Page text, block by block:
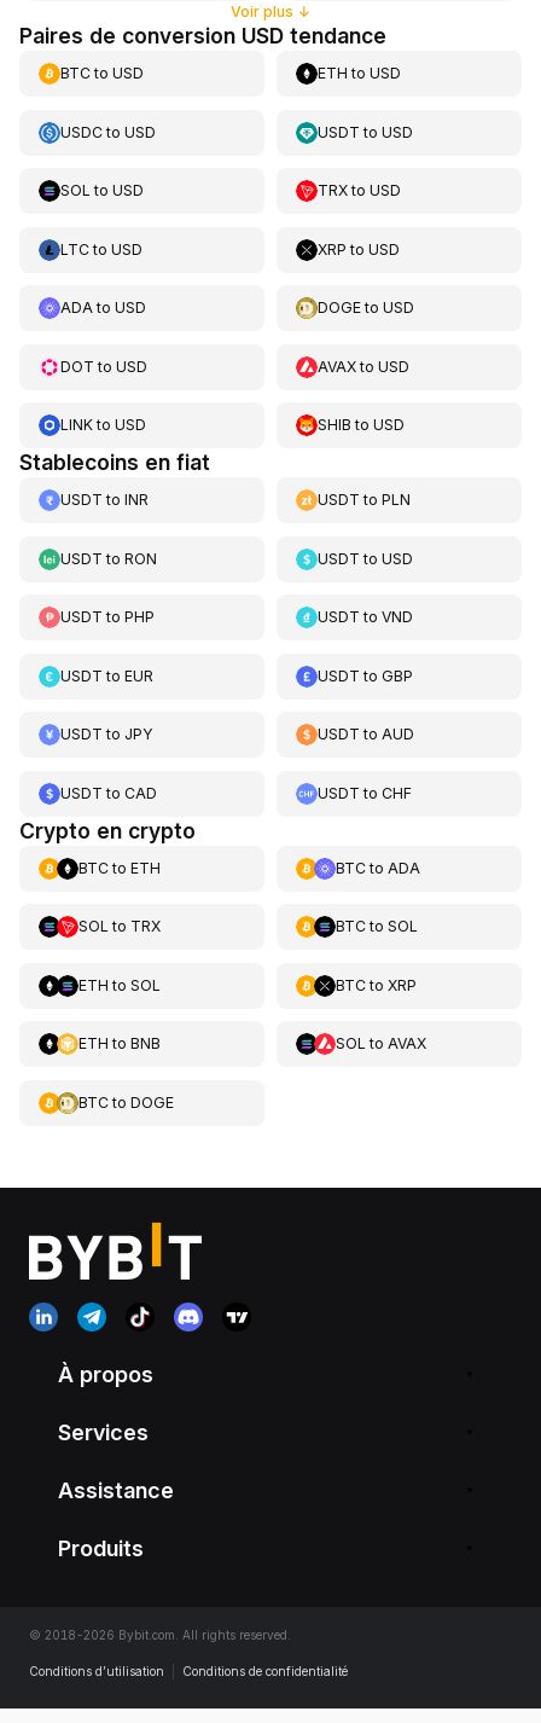
Voir plus ↓
Paires de conversion USD tendance
BTCto USD ETH toUSD
USDCto USD USDT toUSD
SOL to USD TRXtoUSD
LTCto USD XRP toUSD
ADAto USD DOGEtoUSD
DOT to USD AVAXtoUSD
LINKto USD SHIB toUSD
Stablecoins en fiat
USDT to INR USDT toPLN
USDT to RON USDT toUSD
USDT to PHP USDT toVND
USDT to EUR USDT toGBP
USDT to JPY USDT toAUD
USDT to CAD USDT toCHF
Crypto en crypto
BTCto ETH BTCto ADA
SOL to TRX BTCto SOL
ETH to SOL BTCto XRP
ETH to BNB SOL to AVAX
BTCto DOGE
À propos
Services
Assistance
Produits
© 2018-2026 Bybit.com. All rights reserved.
Conditions d’utilisation Conditions de confidentialité